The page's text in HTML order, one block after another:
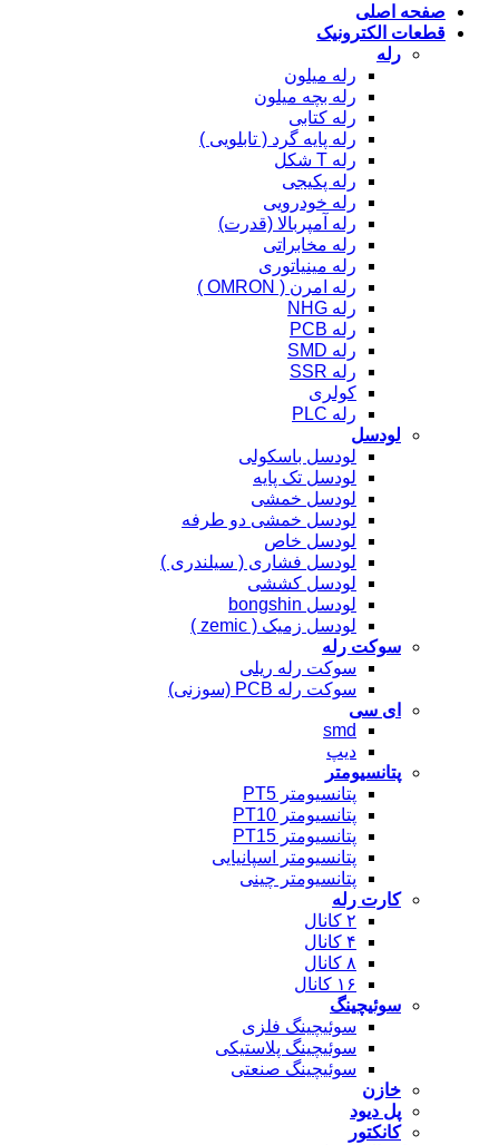
صفحه اصلی
قطعات الکترونیک
رله
رله میلون
رله بچه میلون
رله کتابی
رله پایه گرد ( تابلویی )
رله T شکل
رله پکیجی
رله خودرویی
رله آمپربالا (قدرت)
رله مخابراتی
رله مینیاتوری
رله امرن ( OMRON )
رله NHG
رله PCB
رله SMD
رله SSR
کولری
رله PLC
لودسل
لودسل باسکولی
لودسل تک پایه
لودسل خمشی
لودسل خمشی دو طرفه
لودسل خاص
لودسل فشاری ( سیلندری )
لودسل کششی
لودسل bongshin
لودسل زمیک ( zemic )
سوکت رله
سوکت رله ریلی
سوکت رله PCB (سوزنی)
ای سی
smd
دیپ
پتانسیومتر
پتانسیومتر PT5
پتانسیومتر PT10
پتانسیومتر PT15
پتانسیومتر اسپانیایی
پتانسیومتر چینی
کارت رله
۲ کانال
۴ کانال
۸ کانال
۱۶ کانال
سوئیچینگ
سوئیچینگ فلزی
سوئیچینگ پلاستیکی
سوئیچینگ صنعتی
خازن
پل دیود
کانکتور